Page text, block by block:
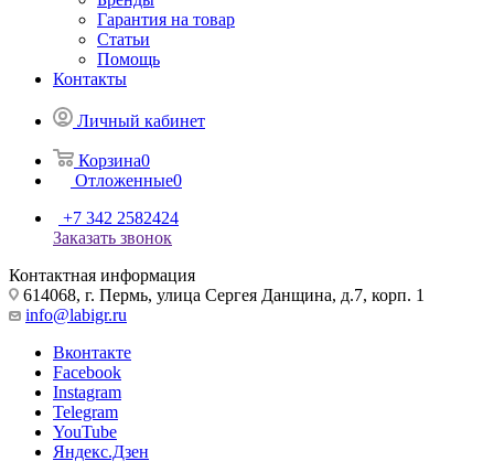
Гарантия на товар
Статьи
Помощь
Контакты
Личный кабинет
Корзина0
Отложенные0
+7 342 2582424
Заказать звонок
Контактная информация
614068, г. Пермь, улица Сергея Данщина, д.7, корп. 1
info@labigr.ru
Вконтакте
Facebook
Instagram
Telegram
YouTube
Яндекс.Дзен